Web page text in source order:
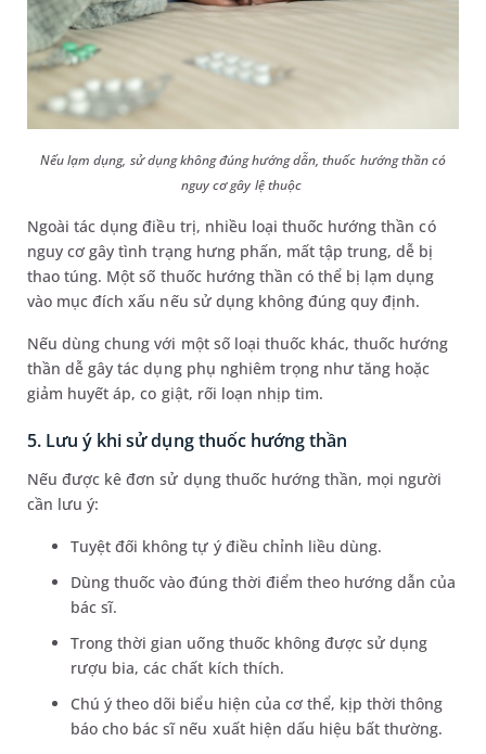
Nếu lạm dụng, sử dụng không đúng hướng dẫn, thuốc hướng thần có
nguy cơ gây lệ thuộc
Ngoài tác dụng điều trị, nhiều loại thuốc hướng thần có
nguy cơ gây tình trạng hưng phấn, mất tập trung, dễ bị
thao túng. Một số thuốc hướng thần có thể bị lạm dụng
vào mục đích xấu nếu sử dụng không đúng quy định.
Nếu dùng chung với một số loại thuốc khác, thuốc hướng
thần dễ gây tác dụng phụ nghiêm trọng như tăng hoặc
giảm huyết áp, co giật, rối loạn nhịp tim.
5. Lưu ý khi sử dụng thuốc hướng thần
Nếu được kê đơn sử dụng thuốc hướng thần, mọi người
cần lưu ý:
Tuyệt đối không tự ý điều chỉnh liều dùng.
Dùng thuốc vào đúng thời điểm theo hướng dẫn của
bác sĩ.
Trong thời gian uống thuốc không được sử dụng
rượu bia, các chất kích thích.
Chú ý theo dõi biểu hiện của cơ thể, kịp thời thông
báo cho bác sĩ nếu xuất hiện dấu hiệu bất thường.